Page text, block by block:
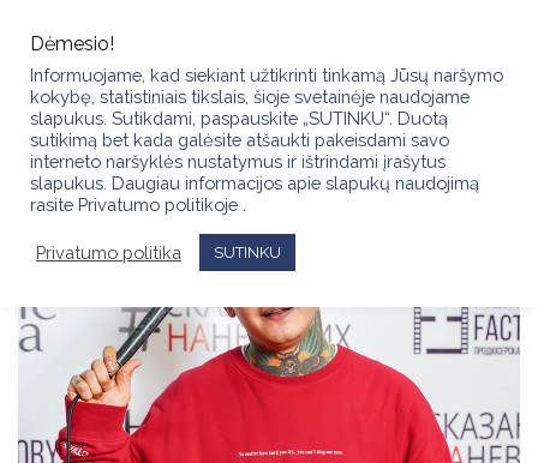
content
Dėmesio!
Informuojame, kad siekiant užtikrinti tinkamą Jūsų naršymo
kokybę, statistiniais tikslais, šioje svetainėje naudojame
slapukus. Sutikdami, paspauskite „SUTINKU“. Duotą
sutikimą bet kada galėsite atšaukti pakeisdami savo
interneto naršyklės nustatymus ir ištrindami įrašytus
slapukus. Daugiau informacijos apie slapukų naudojimą
rasite Privatumo politikoje .
Privatumo politika SUTINKU